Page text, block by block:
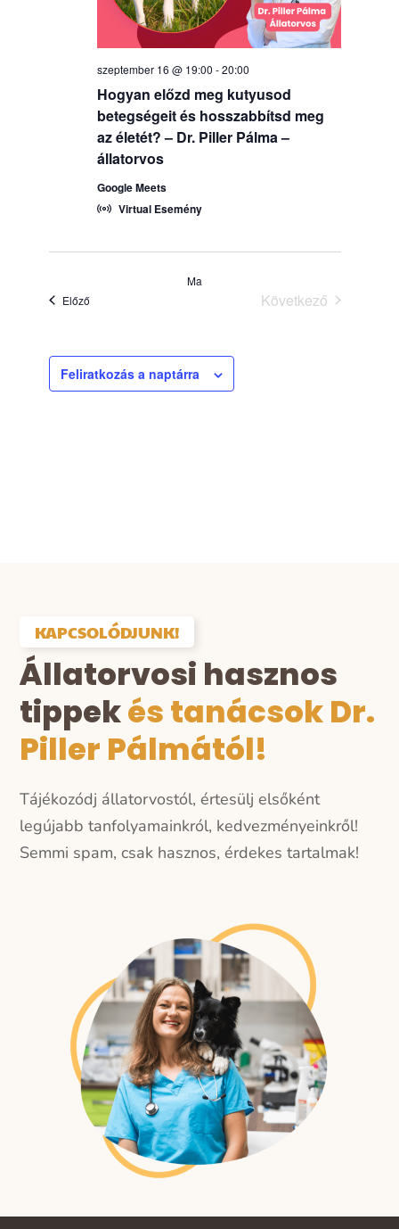
Hogyan előzd meg kutyusod
betegségeit és hosszabbítsd meg
az életét? – Dr. Piller Pálma –
állatorvos
szeptember 16 @ 19:00 -20:00
Google Meets
Virtual Esemény
ElőzőEsemények
Ma
Következő
Feliratkozás a naptárra
KAPCSOLÓDJUNK!
Állatorvosi hasznos
tippekés tanácsok Dr.
Piller Pálmától!
Tájékozódj állatorvostól, értesülj elsőként
legújabb tanfolyamainkról, kedvezményeinkről!
Semmi spam, csak hasznos, érdekes tartalmak!